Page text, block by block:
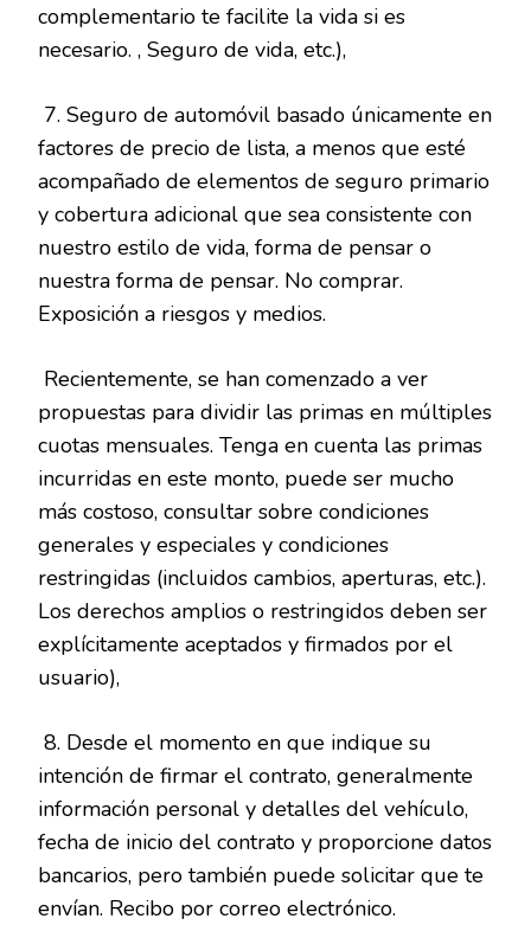
complementario te facilite la vida si es
necesario. , Seguro de vida, etc.),
7. Seguro de automóvil basado únicamente en
factores de precio de lista, a menos que esté
acompañado de elementos de seguro primario
y cobertura adicional que sea consistente con
nuestro estilo de vida, forma de pensar o
nuestra forma de pensar. No comprar.
Exposición a riesgos y medios.
Recientemente, se han comenzado a ver
propuestas para dividir las primas en múltiples
cuotas mensuales. Tenga en cuenta las primas
incurridas en este monto, puede ser mucho
más costoso, consultar sobre condiciones
generales y especiales y condiciones
restringidas (incluidos cambios, aperturas, etc.).
Los derechos amplios o restringidos deben ser
explícitamente aceptados y firmados por el
usuario),
8. Desde el momento en que indique su
intención de firmar el contrato, generalmente
información personal y detalles del vehículo,
fecha de inicio del contrato y proporcione datos
bancarios, pero también puede solicitar que te
envían. Recibo por correo electrónico.